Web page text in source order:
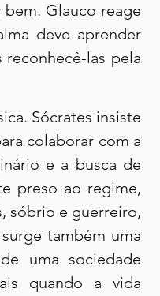
Glauco reage
deve aprender
las pela
Sócrates insiste
colaborar com a
e a busca de
preso ao regime,
sóbrio e guerreiro,
também uma
uma sociedade
quando a vida